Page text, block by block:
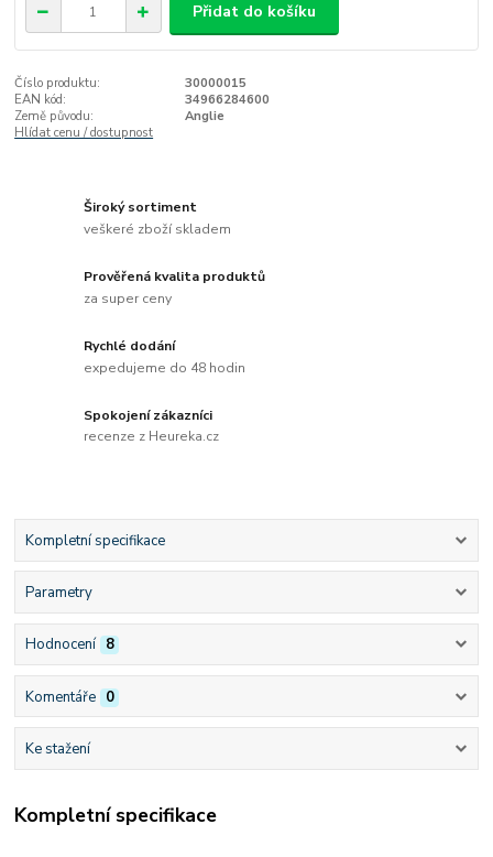
Přidat do košíku
Číslo produktu:
30000015
EAN kód:
34966284600
Země původu:
Anglie
Hlídat cenu / dostupnost
Široký sortiment
veškeré zboží skladem
Prověřená kvalita produktů
za super ceny
Rychlé dodání
expedujeme do 48 hodin
Spokojení zákazníci
recenze z Heureka.cz
Kompletní specifikace
Parametry
Hodnocení 8
Komentáře 0
Ke stažení
Kompletní specifikace